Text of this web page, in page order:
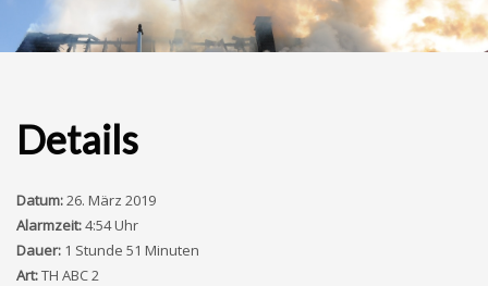
Details
Datum:26. März 2019
Alarmzeit:4:54 Uhr
Dauer: 1 Stunde 51 Minuten
Art:TH ABC 2